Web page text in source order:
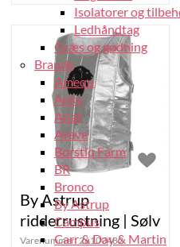
Isolatorer og
Ledhåndtag
Græs og gødning
Brands
Amequ
Anky
Ariat
Aveve
Borstiq Farm
BR
Bronco
By Astrup
Campus
Carr & Day & Martin
By Astrup
ridderrustning | Sølv
Varenummer:26100482